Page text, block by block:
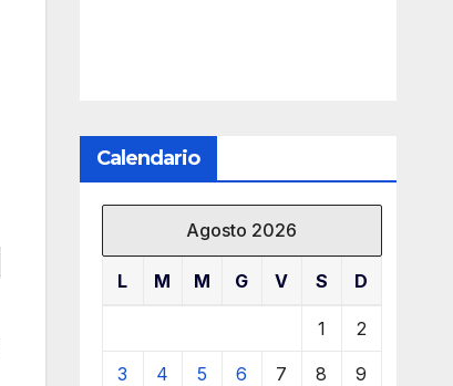
Calendario
Agosto 2026
L M M G V S D
1 2
3 4 5 6 7 8 9